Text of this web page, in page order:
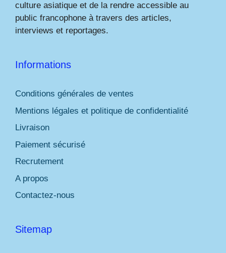
culture asiatique et de la rendre accessible au
public francophone à travers des articles,
interviews et reportages.
Informations
Conditions générales de ventes
Mentions légales et politique de confidentialité
Livraison
Paiement sécurisé
Recrutement
A propos
Contactez-nous
Sitemap